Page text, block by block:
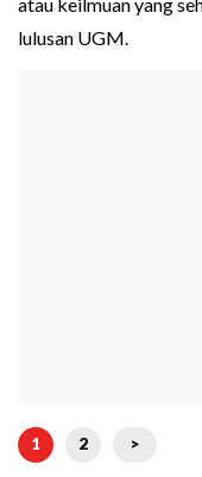
lulusan UGM.
1 2 >